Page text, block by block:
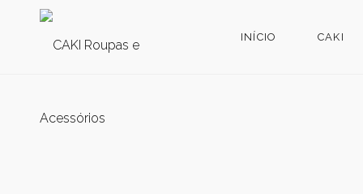
INÍCIO CAKI